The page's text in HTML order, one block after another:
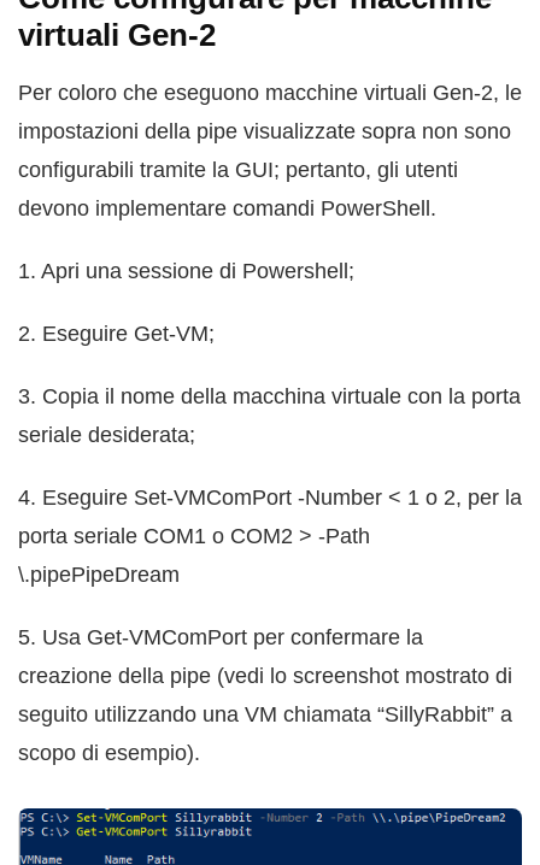
virtuali Gen-2
Per coloro che eseguono macchine virtuali Gen-2, le
impostazioni della pipe visualizzate sopra non sono
configurabili tramite la GUI; pertanto, gli utenti
devono implementare comandi PowerShell.
1. Apri una sessione di Powershell;
2. Eseguire Get-VM;
3. Copia il nome della macchina virtuale con la porta
seriale desiderata;
4. Eseguire Set-VMComPort -Number < 1 o 2, per la
porta seriale COM1 o COM2 > -Path
\.pipePipeDream
5. Usa Get-VMComPort per confermare la
creazione della pipe (vedi lo screenshot mostrato di
seguito utilizzando una VM chiamata “SillyRabbit” a
scopo di esempio).